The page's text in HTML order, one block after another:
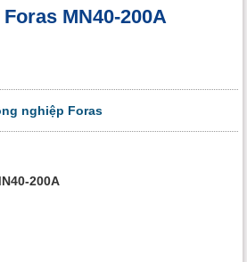
MN40-200A
nghiệp Foras
200A